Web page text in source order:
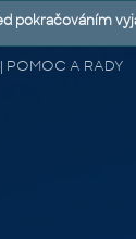
POMOC A RADY
pokračováním